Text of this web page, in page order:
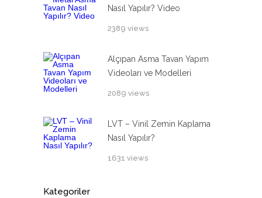
Nasıl Yapılır? Video
2389 views
Alçıpan Asma Tavan Yapım
Videoları ve Modelleri
2089 views
LVT – Vinil Zemin Kaplama
Nasıl Yapılır?
1631 views
Kategoriler